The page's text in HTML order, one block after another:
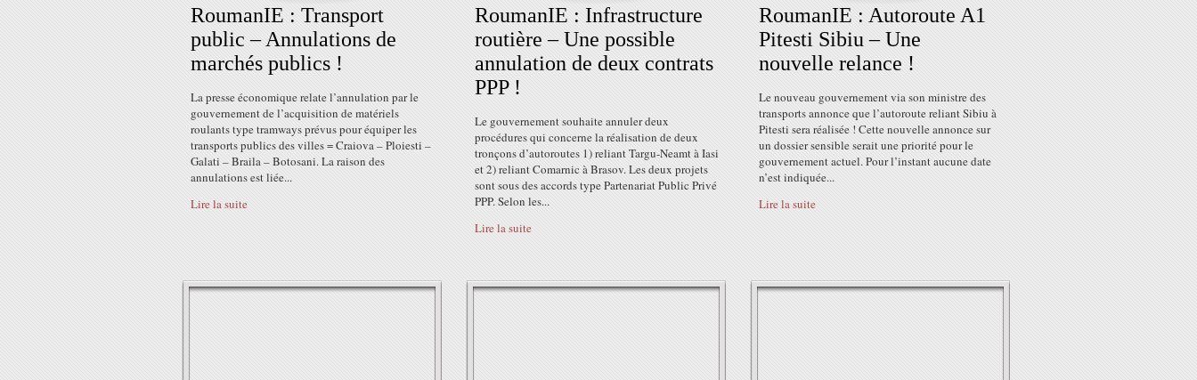
RoumanIE : Transport
public – Annulations de
marchés publics !
La presse économique relate l’annulation par le
gouvernement de l’acquisition de matériels
roulants type tramways prévus pour équiper les
transports publics des villes = Craiova – Ploiesti –
Galati – Braila – Botosani. La raison des
annulations est liée...
Lire la suite
RoumanIE : Infrastructure
routière – Une possible
annulation de deux contrats
PPP !
Le gouvernement souhaite annuler deux
procédures qui concerne la réalisation de deux
tronçons d’autoroutes 1) reliant Targu-Neamt à Iasi
et 2) reliant Comarnic à Brasov. Les deux projets
sont sous des accords type Partenariat Public Privé
PPP. Selon les...
Lire la suite
RoumanIE : Autoroute A1
Pitesti Sibiu – Une
nouvelle relance !
Le nouveau gouvernement via son ministre des
transports annonce que l’autoroute reliant Sibiu à
Pitesti sera réalisée ! Cette nouvelle annonce sur
un dossier sensible serait une priorité pour le
gouvernement actuel. Pour l’instant aucune date
n’est indiquée...
Lire la suite